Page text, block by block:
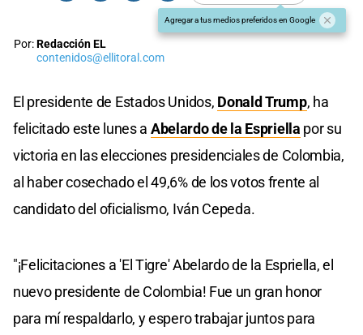
Agregar a tus medios preferidos en Google
Por:Redacción EL
contenidos@ellitoral.com
El presidente de Estados Unidos, Donald Trump, ha
felicitado este lunes a Abelardo de la Espriella por su
victoria en las elecciones presidenciales de Colombia,
al haber cosechado el 49,6% de los votos frente al
candidato del oficialismo, Iván Cepeda.
"¡Felicitaciones a 'El Tigre' Abelardo de la Espriella, el
nuevo presidente de Colombia! Fue un gran honor
para mí respaldarlo, y espero trabajar juntos para